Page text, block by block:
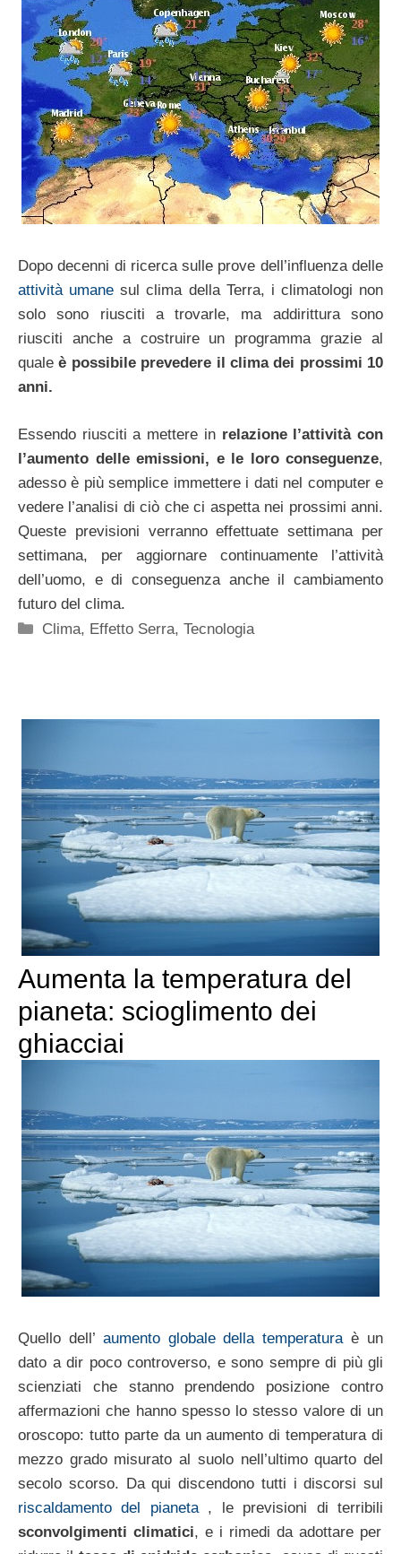
Dopo decenni di ricerca sulle prove dell’influenza delle
attività umane sul clima della Terra, i climatologi non
solo sono riusciti a trovarle, ma addirittura sono
riusciti anche a costruire un programma grazie al
quale è possibile prevedere il clima dei prossimi 10
anni.
Essendo riusciti a mettere in relazione l’attività con
l’aumento delle emissioni, e le loro conseguenze,
adesso è più semplice immettere i dati nel computer e
vedere l’analisi di ciò che ci aspetta nei prossimi anni.
Queste previsioni verranno effettuate settimana per
settimana, per aggiornare continuamente l’attività
dell’uomo, e di conseguenza anche il cambiamento
futuro del clima.
Categorie
Clima, Effetto Serra,Tecnologia
Aumenta la temperatura del
pianeta: scioglimento dei
ghiacciai
Quello dell’aumento globale della temperaturaè un
dato a dir poco controverso, e sono sempre di più gli
scienziati che stanno prendendo posizione contro
affermazioni che hanno spesso lo stesso valore di un
oroscopo: tutto parte da un aumento di temperatura di
mezzo grado misurato al suolo nell’ultimo quarto del
secolo scorso. Da qui discendono tutti i discorsi sul
riscaldamento del pianeta , le previsioni di terribili
sconvolgimenti climatici, e i rimedi da adottare per